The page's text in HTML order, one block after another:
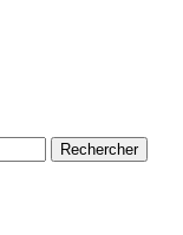
Rechercher